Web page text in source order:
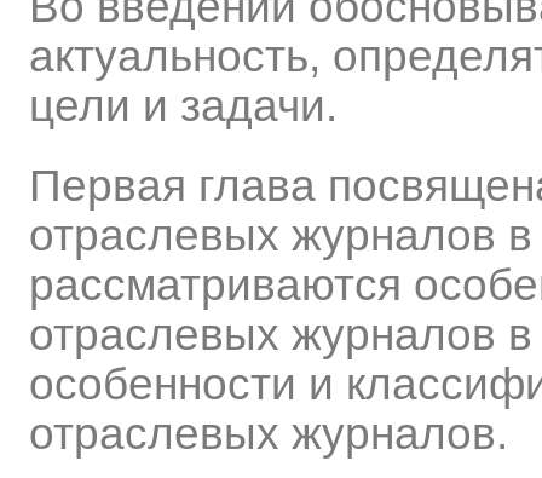
актуальность,
цели и задачи.
Первая глава
отраслевых журналов
рассматриваются
отраслевых журналов
особенности и
отраслевых журналов.